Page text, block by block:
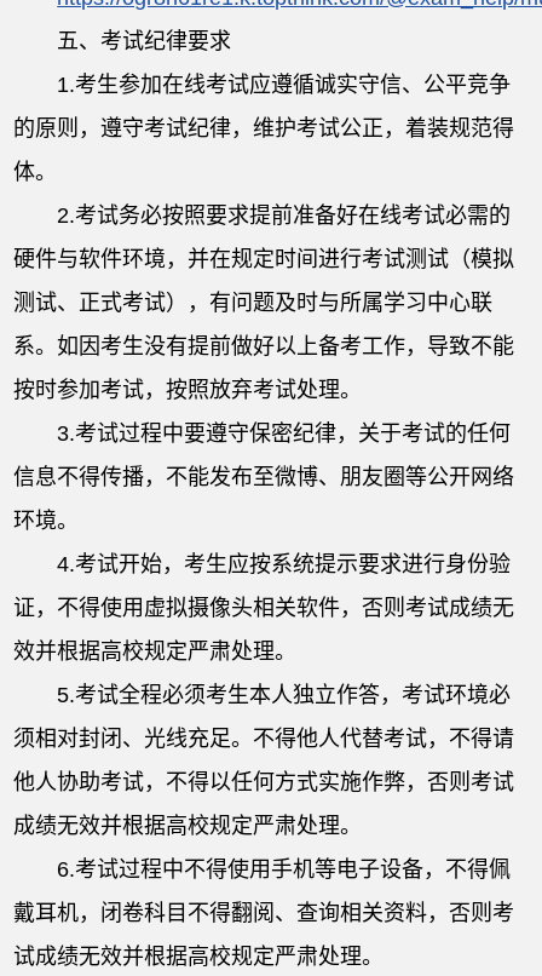
五、考试纪律要求
1.考生参加在线考试应遵循诚实守信、公平竞争
的原则，遵守考试纪律，维护考试公正，着装规范得
体。
2.考试务必按照要求提前准备好在线考试必需的
硬件与软件环境，并在规定时间进行考试测试（模拟
测试、正式考试），有问题及时与所属学习中心联
系。如因考生没有提前做好以上备考工作，导致不能
按时参加考试，按照放弃考试处理。
3.考试过程中要遵守保密纪律，关于考试的任何
信息不得传播，不能发布至微博、朋友圈等公开网络
环境。
4.考试开始，考生应按系统提示要求进行身份验
证，不得使用虚拟摄像头相关软件，否则考试成绩无
效并根据高校规定严肃处理。
5.考试全程必须考生本人独立作答，考试环境必
须相对封闭、光线充足。不得他人代替考试，不得请
他人协助考试，不得以任何方式实施作弊，否则考试
成绩无效并根据高校规定严肃处理。
6.考试过程中不得使用手机等电子设备，不得佩
戴耳机，闭卷科目不得翻阅、查询相关资料，否则考
试成绩无效并根据高校规定严肃处理。